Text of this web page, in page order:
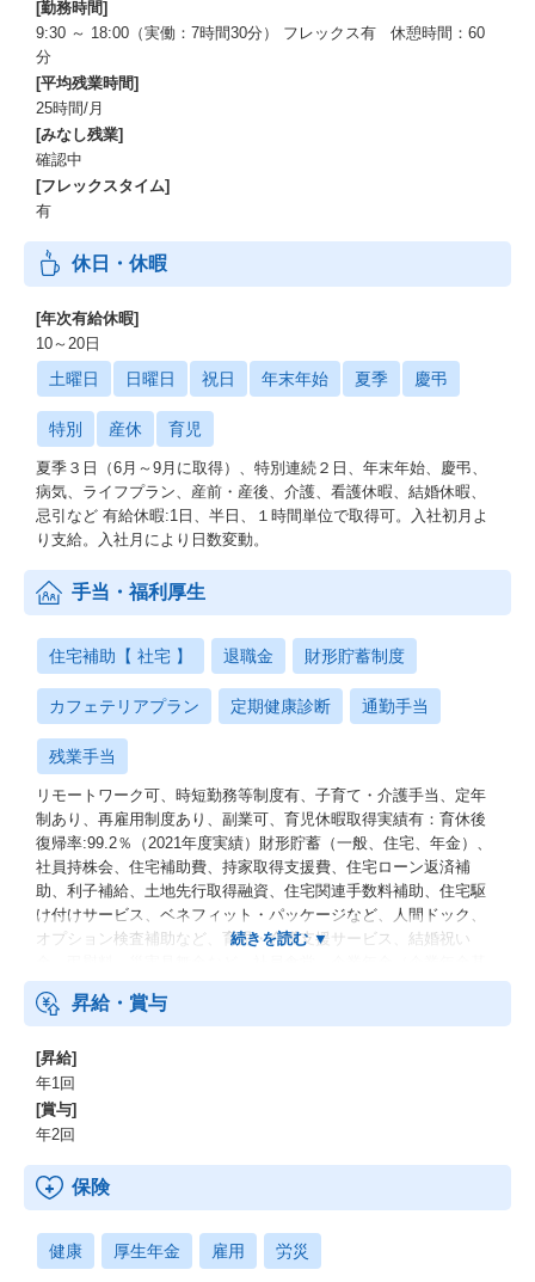
[勤務時間]
9:30 ～ 18:00（実働：7時間30分） フレックス有 休憩時間：60
分
[平均残業時間]
25時間/月
[みなし残業]
確認中
[フレックスタイム]
有
休日・休暇
[年次有給休暇]
10～20日
土曜日 日曜日 祝日 年末年始 夏季 慶弔
特別 産休 育児
夏季３日（6月～9月に取得）、特別連続２日、年末年始、慶弔、
病気、ライフプラン、産前・産後、介護、看護休暇、結婚休暇、
忌引など 有給休暇:1日、半日、１時間単位で取得可。入社初月よ
り支給。入社月により日数変動。
手当・福利厚生
住宅補助【 社宅 】 退職金 財形貯蓄制度
カフェテリアプラン 定期健康診断 通勤手当
残業手当
リモートワーク可、時短勤務等制度有、子育て・介護手当、定年
制あり、再雇用制度あり、副業可、育児休暇取得実績有：育休後
復帰率:99.2％（2021年度実績）財形貯蓄（一般、住宅、年金）、
社員持株会、住宅補助費、持家取得支援費、住宅ローン返済補
助、利子補給、土地先行取得融資、住宅関連手数料補助、住宅駆
け付けサービス、ベネフィット・パッケージなど、人間ドック、
オプション検査補助など、育児・介護支援サービス、結婚祝い
金、確定拠出年金）、電気通信共済会(個人年金、遺児育英基金)
昇給・賞与
[昇給]
年1回
[賞与]
年2回
保険
健康 厚生年金 雇用 労災